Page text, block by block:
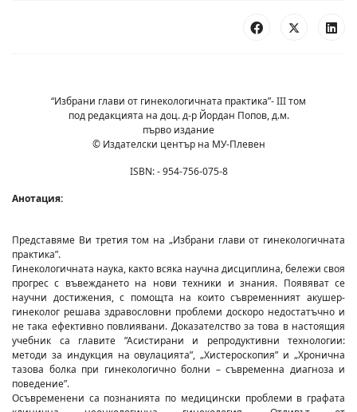
“Избрани глави от гинекологичната практика”- ІІІ том
под редакцията на доц. д-р Йордан Попов, д.м.
първо издание
© Издателски център на МУ-Плевен
ISBN: - 954-756-075-8
Анотация:
Представяме Ви третия том на „Избрани глави от гинекологичната
практика”.
Гинекологичната наука, както всяка научна дисциплина, бележи своя
прогрес с въвеждането на нови техники и знания. Появяват се
научни достижения, с помощта на които съвременният акушер-
гинеколог решава здравословни проблеми доскоро недостатъчно и
не така ефективно повлиявани. Доказателство за това в настоящия
учебник са главите ”Асистирани и репродуктивни технологии:
методи за индукция на овулацията”, „Хистероскопия” и „Хронична
тазова болка при гинекологично болни – съвременна диагноза и
поведение”.
Осъвременени са познанията по медицински проблеми в графата